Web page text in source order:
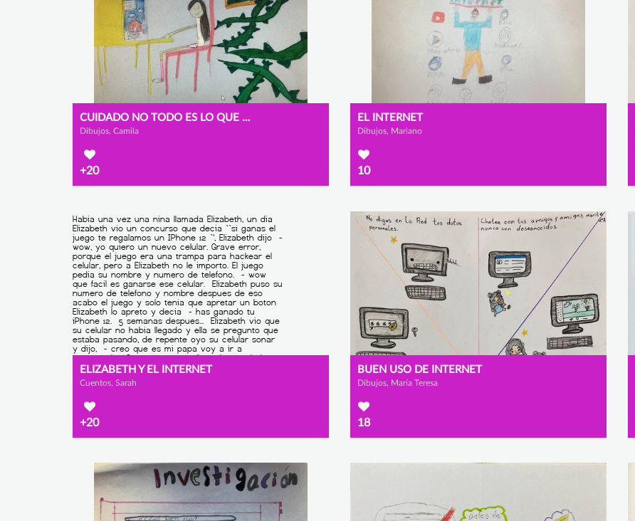
CUIDADO NO TODO ES LO QUE PARECE
Dibujos, Camila
+20
EL INTERNET
Dibujos, Mariano
10
ELIZABETH Y EL INTERNET
Cuentos, Sarah
+20
BUEN USO DE INTERNET
Dibujos, María Teresa
18